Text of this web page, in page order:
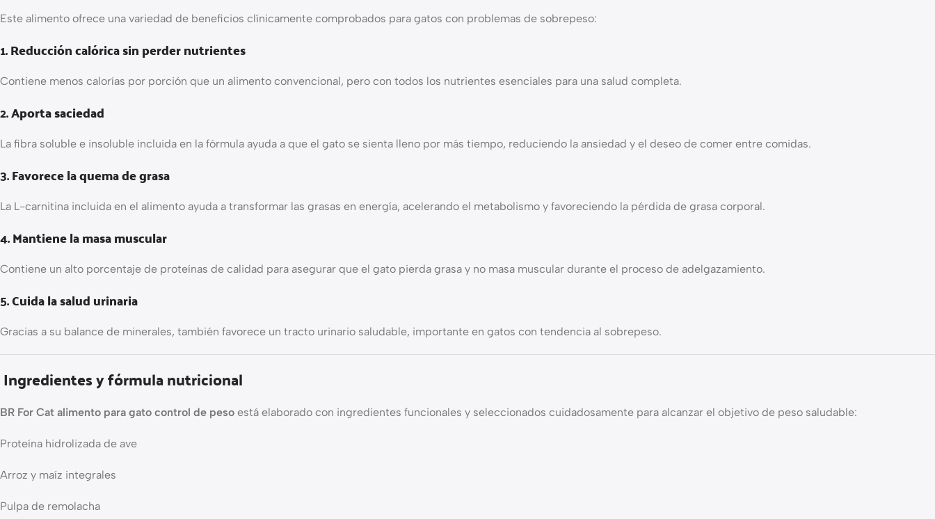
Este alimento ofrece una variedad de beneficios clínicamente comprobados para gatos con problemas de sobrepeso:
1.Reducción calórica sin perder nutrientes
Contiene menos calorías por porción que un alimento convencional, pero con todos los nutrientes esenciales para una salud completa.
2.Aporta saciedad
La fibra soluble e insoluble incluida en la fórmula ayuda a que el gato se sienta lleno por más tiempo, reduciendo la ansiedad y el deseo de comer entre comidas.
3.Favorece la quema de grasa
La L-carnitina incluida en el alimento ayuda a transformar las grasas en energía, acelerando el metabolismo y favoreciendo la pérdida de grasa corporal.
4.Mantiene la masa muscular
Contiene un alto porcentaje de proteínas de calidad para asegurar que el gato pierda grasa y no masa muscular durante el proceso de adelgazamiento.
5.Cuida la salud urinaria
Gracias a su balance de minerales, también favorece un tracto urinario saludable, importante en gatos con tendencia al sobrepeso.
Ingredientes y fórmula nutricional
BR For Cat alimento para gato control de peso está elaborado con ingredientes funcionales y seleccionados cuidadosamente para alcanzar el objetivo de peso saludable:
Proteína hidrolizada de ave
Arroz y maíz integrales
Pulpa de remolacha